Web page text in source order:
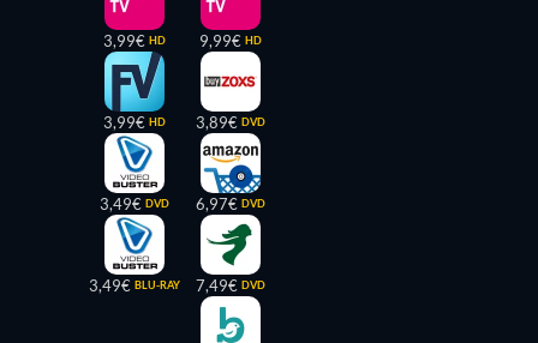
3,99€ HD
3,99€ HD
3,49€ DVD
3,49€ BLU-RAY
9,99€ HD
3,89€ DVD
6,97€ DVD
7,49€ DVD